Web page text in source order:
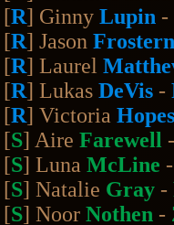
[R] Ginny Lupin -
[R] Jason
[R] Laurel
[R] Lukas DeVis -
[R] Victoria
[S] Aire Farewell -
[S] Luna McLine
[S] Natalie Gray -
[S] Noor Nothen -